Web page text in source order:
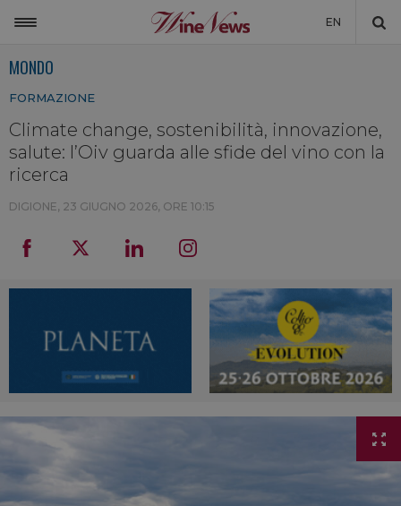
EN
NON SOLO VINO
LA CANTINA DI WINENEWS
DICONO DI NOI
MONDO
FORMAZIONE
Climate change, sostenibilità, innovazione,
salute: l’Oiv guarda alle sfide del vino con la
ricerca
DIGIONE, 23 GIUGNO 2026, ORE 10:15